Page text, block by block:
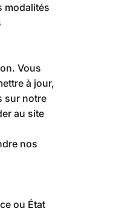
modalités
Vous
à jour,
sur notre
au site
nos
ou État